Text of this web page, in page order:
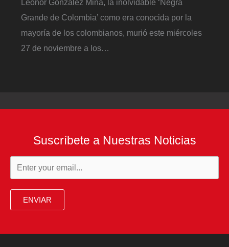
Leonor González Mina, la inolvidable ‘Negra
Grande de Colombia’ como era conocida por la
mayoría de los colombianos, murió este miércoles
27 de noviembre a los…
Suscríbete a Nuestras Noticias
ENVIAR